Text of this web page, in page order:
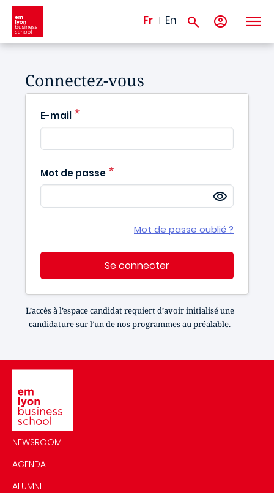
Aller au contenu principal
Fr En
Connectez-vous
E-mail
Mot de passe
Mot de passe oublié ?
Se connecter
L’accès à l’espace candidat requiert d’avoir initialisé une
candidature sur l’un de nos programmes au préalable.
NEWSROOM
AGENDA
ALUMNI